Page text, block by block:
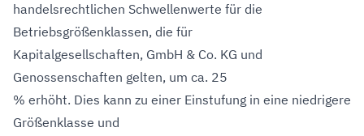
handelsrechtlichen Schwellenwerte für die
Betriebsgrößenklassen, die für
Kapitalgesellschaften, GmbH & Co. KG und
Genossenschaften gelten, um ca. 25
% erhöht. Dies kann zu einer Einstufung in eine niedrigere
Größenklasse und